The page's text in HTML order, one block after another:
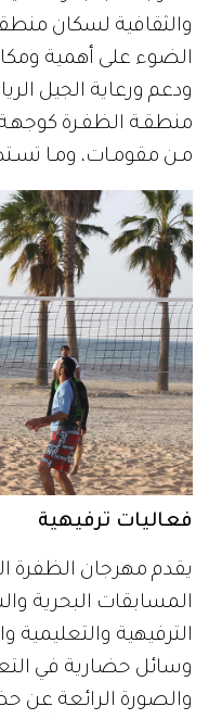
والثقافية لسكان
الضوء على أهمية
ودعم ورعاية الجيل
منطقـة الظفـرة كوجهـة
مـن مقومـات، ومـا
فعاليات ترفيهية
المسابقات البحرية
الترفيهية والتعليمية
وسائل حضارية في
والصورة الرائعة عن